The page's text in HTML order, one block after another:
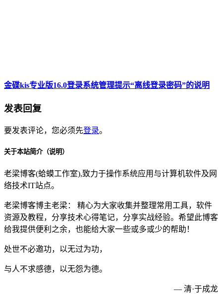
金碟kis专业版16.0登录系统管理提示“离线登录密码”的说明
发表回复
要发表评论，您必须先登录。
关于本站简介（说明）
老梁博客(蛤蟆工作室),致力于操作系统应用与计算机软件及网
络技术IT站点。
老梁博客博主老梁： 精心为大家收集并整理常用工具，软件
资源及教程，分享技术心得笔记，分享实战经验。希望此博客
给我提供便利之余，也能给大家一些或多或少的帮助！
处世不必邀功，以无过为功，
与人不求感德，以无怨为德。
— 清·于成龙